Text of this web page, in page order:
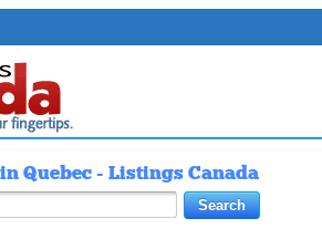
Quebec - Listings Canada